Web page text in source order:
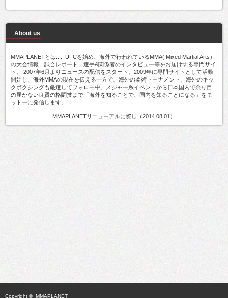
About us
MMAPLANETとは..... UFCを始め、海外で行われているMMA( Mixed Martial Arts）
の大会情報、試合レポート、選手&関係者のインタビュー等をお届けする専門サイ
ト。 2007年6月よりニュースの配信をスタート。2009年に専門サイトとして活動
開始し、海外MMAの現在を伝える一方で、海外の柔術トーナメント、海外のキッ
クボクシングも厳選してフォロー中。メジャー系イベントから日本国内で余り目
の届かない良質の格闘技まで「海外を知ることで、国内を知ることになる」をモ
ットーに発信します。
MMAPLANETリニューアルに際し（2014.08.01）
Copyright © MMAPLANET